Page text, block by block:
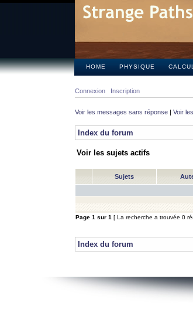
HOME PHYSIQUE CALCUL
Connexion Inscription
Voir les messages sans réponse | Voir
Index du forum
Voir les sujets actifs
Sujets
Page 1 sur 1 [ La recherche a trouvée 0
Index du forum